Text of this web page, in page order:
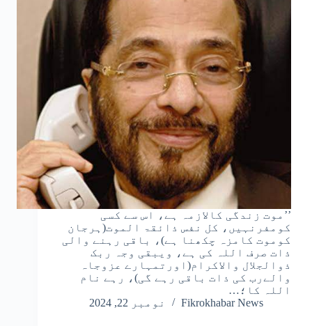
’’موت زندگی کالازمہ ہے، اس سے کسی
کومفرنہیں، کل نفس ذائقۃ الموت(ہرجان
کوموت کامزہ چکھنا ہے)، باقی رہنے والی
ذات صرف اللہ کی ہے، ویبقی وجہ ربک
ذوالجلال والاکرام(اورتمہارے عزوجاہ
والےرب کی ذات باقی رہے گی)، رہے نام
اللہ کا؛…
Fikrokhabar News
نومبر 22, 2024